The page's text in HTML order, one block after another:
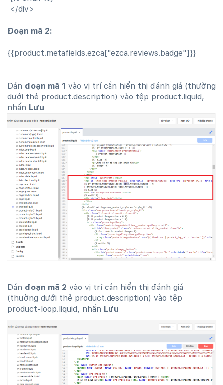
</div>
Đoạn mã 2:
{{product.metafields.ezca["ezca.reviews.badge"]}}
Dán đoạn mã 1 vào vị trí cần hiển thị đánh giá (thường
dưới thẻ product.description) vào tệp product.liquid,
nhấn Lưu
Dán đoạn mã 2 vào vị trí cần hiển thị đánh giá
(thường dưới thẻ product.description) vào tệp
product-loop.liquid, nhấn Lưu